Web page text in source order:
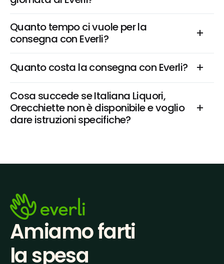
Quanto tempo ci vuole per la
consegna con Everli?
Quanto costa la consegna con Everli?
Cosa succede se Italiana Liquori,
Orecchiette non è disponibile e voglio
dare istruzioni specifiche?
Amiamo farti
la spesa